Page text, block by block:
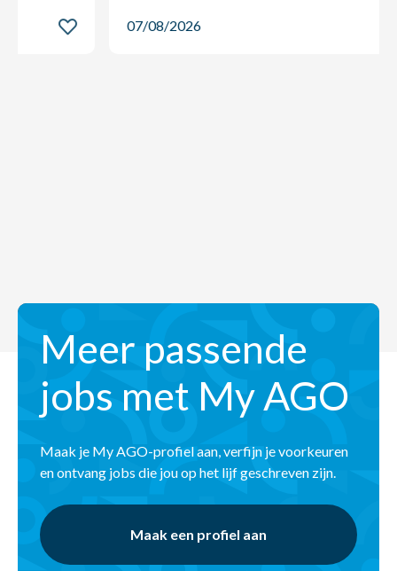
07/08/2026
Meer passende
jobs met My AGO
Maak je My AGO-profiel aan, verfijn je voorkeuren
en ontvang jobs die jou op het lijf geschreven zijn.
Maak een profiel aan